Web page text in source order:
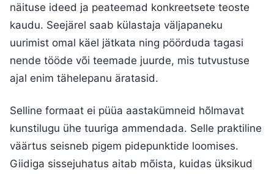
näituse ideed ja peateemad konkreetsete teoste
kaudu. Seejärel saab külastaja väljapaneku
uurimist omal käel jätkata ning pöörduda tagasi
nende tööde või teemade juurde, mis tutvustuse
ajal enim tähelepanu äratasid.
Selline formaat ei püüa aastakümneid hõlmavat
kunstilugu ühe tuuriga ammendada. Selle praktiline
väärtus seisneb pigem pidepunktide loomises.
Giidiga sissejuhatus aitab mõista, kuidas üksikud